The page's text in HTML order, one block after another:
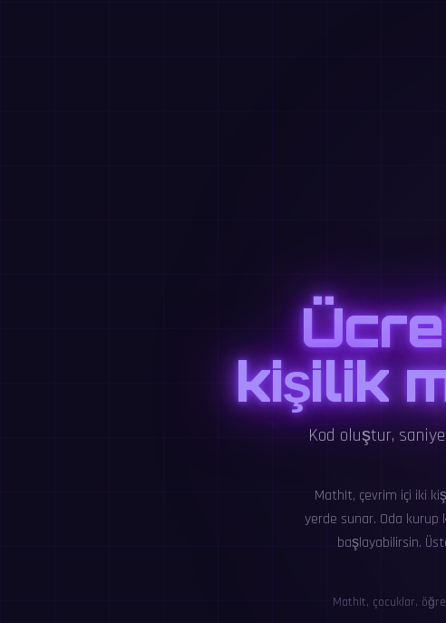
kişilik
Kod oluştur,
MathIt, çevrim içi iki
yerde sunar. Oda kurup
başlayabilirsin.
MathIt, çocuklar,